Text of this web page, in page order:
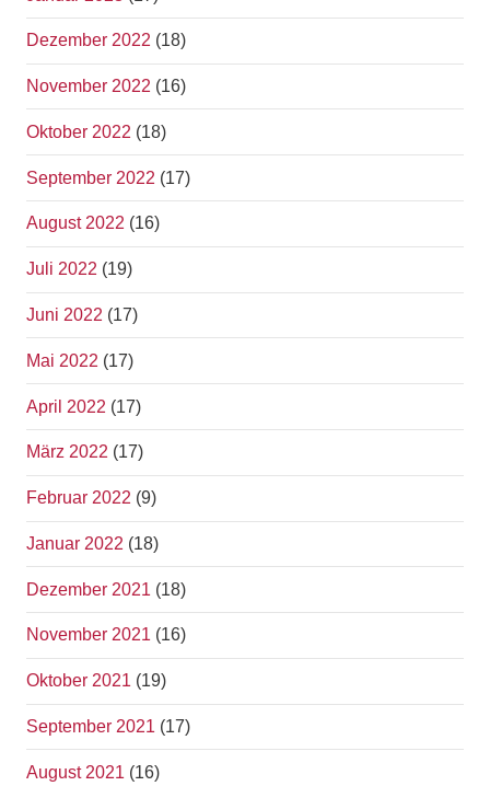
Dezember 2022 (18)
November 2022 (16)
Oktober 2022 (18)
September 2022 (17)
August 2022 (16)
Juli 2022 (19)
Juni 2022 (17)
Mai 2022 (17)
April 2022 (17)
März 2022 (17)
Februar 2022 (9)
Januar 2022 (18)
Dezember 2021 (18)
November 2021 (16)
Oktober 2021 (19)
September 2021 (17)
August 2021 (16)